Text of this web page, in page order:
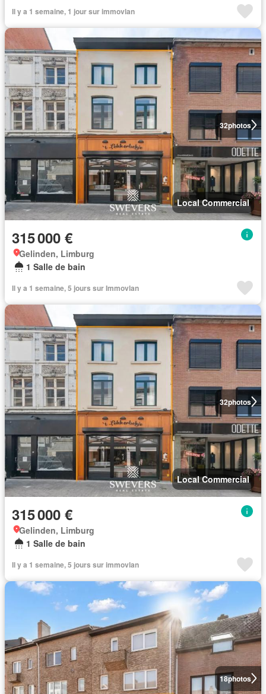
Il y a 1 semaine, 1 jour sur immovlan
32photos
Local Commercial
315 000 €
Gelinden, Limburg
1 Salle de bain
Il y a 1 semaine, 5 jours sur Immovlan
32photos
Local Commercial
315 000 €
Gelinden, Limburg
1 Salle de bain
Il y a 1 semaine, 5 jours sur immovlan
18photos